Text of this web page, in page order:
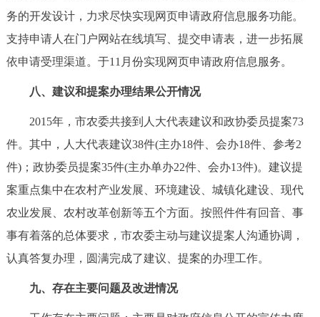
务的开发设计，力求尽快实现网页申请政府信息服务功能。
支持申请人在门户网站在线填写、提交申请表，进一步拓展
依申请受理渠道。于11月份实现网页申请政府信息服务。
八、建议和提案办理结果公开情况
2015年，市农委共接到人大代表建议和政协委员提案73
件。其中，人大代表建议38件(主办18件、会办18件、参考2
件)；政协委员提案35件(主办单办22件、会办13件)。建议提
案重点集中在农村产业发展、环境建设、城镇化建设、现代
农业发展、农村改革创新等五个方面。按照件件有回音、事
事有着落的总体要求，市农委主动与建议提案人沟通协调，
认真答复办理，圆满完成了建议、提案的办理工作。
九、存在主要问题及改进情况